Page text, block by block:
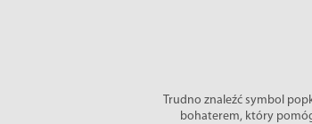
Trudno znaleźć symbol
bohaterem, który